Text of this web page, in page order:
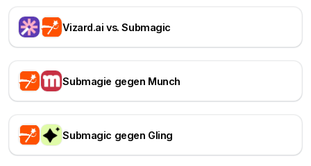
Vizard.ai vs. Submagic
Submagie gegen Munch
Submagic gegen Gling